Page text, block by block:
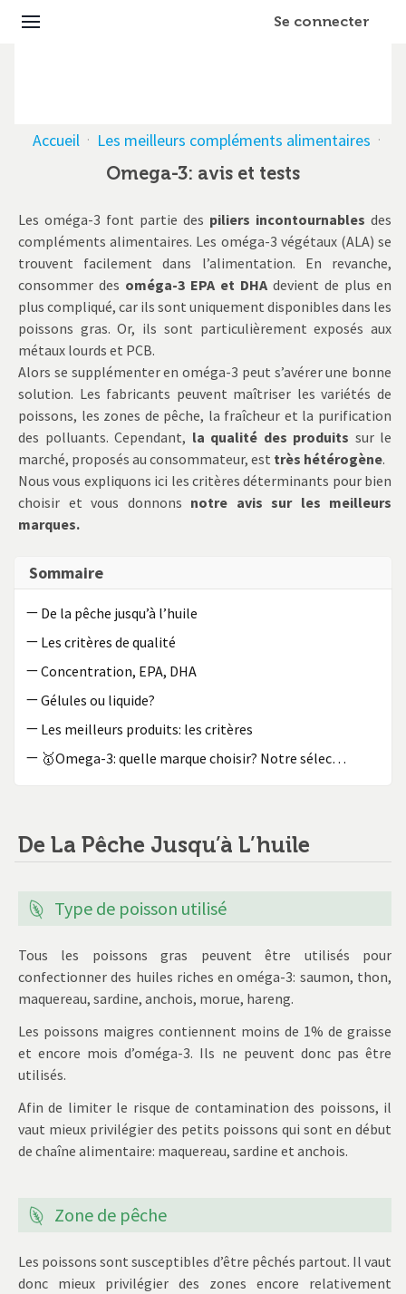
Se connecter
Accueil · Les meilleurs compléments alimentaires ·
Omega-3: avis et tests
Les oméga-3 font partie des piliers incontournables des
compléments alimentaires. Les oméga-3 végétaux (ALA) se
trouvent facilement dans l’alimentation. En revanche,
consommer des oméga-3 EPA et DHA devient de plus en
plus compliqué, car ils sont uniquement disponibles dans les
poissons gras. Or, ils sont particulièrement exposés aux
métaux lourds et PCB.
Alors se supplémenter en oméga-3 peut s’avérer une bonne
solution. Les fabricants peuvent maîtriser les variétés de
poissons, les zones de pêche, la fraîcheur et la purification
des polluants. Cependant, la qualité des produits sur le
marché, proposés au consommateur, est très hétérogène.
Nous vous expliquons ici les critères déterminants pour bien
choisir et vous donnons notre avis sur les meilleurs
marques.
Sommaire
— De la pêche jusqu’à l’huile
— Les critères de qualité
—Concentration, EPA, DHA
—Gélules ou liquide?
— Les meilleurs produits: les critères
—
🥇Omega-3: quelle marque choisir? Notre sélection
De La Pêche Jusqu’à L’huile
Type de poisson utilisé
Tous les poissons gras peuvent être utilisés pour
confectionner des huiles riches en oméga-3: saumon, thon,
maquereau, sardine, anchois, morue, hareng.
Les poissons maigres contiennent moins de 1% de graisse
et encore mois d’oméga-3. Ils ne peuvent donc pas être
utilisés.
Afin de limiter le risque de contamination des poissons, il
vaut mieux privilégier des petits poissons qui sont en début
de chaîne alimentaire: maquereau, sardine et anchois.
Zone de pêche
Les poissons sont susceptibles d’être pêchés partout. Il vaut
donc mieux privilégier des zones encore relativement